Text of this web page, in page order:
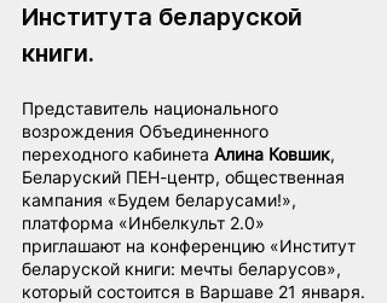
Института беларуской
книги.
Представитель национального
возрождения Объединенного
переходного кабинета Алина Ковшик,
Беларуский ПЕН-центр, общественная
кампания «Будем беларусами!»,
платформа «Инбелкульт 2.0»
приглашают на конференцию «Институт
беларуской книги: мечты беларусов»,
который состоится в Варшаве 21 января.